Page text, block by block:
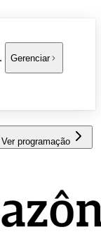
Gerenciar
Ver programação